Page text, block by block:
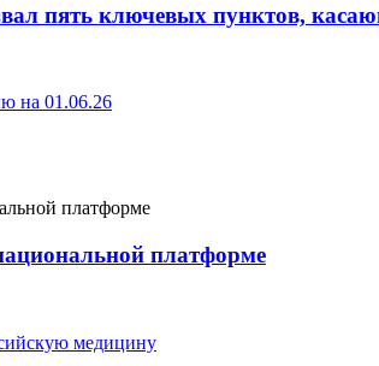
пять ключевых пунктов,
на 01.06.26
платформе
медицину